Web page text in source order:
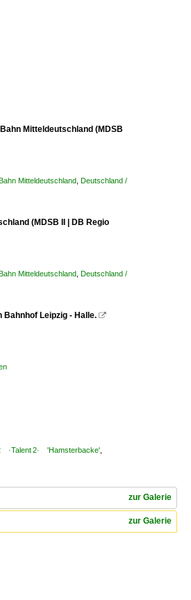
Mitteldeutschland (MDSB
Mitteldeutschland Deutschland /
(MDSB II | DB Regio
Mitteldeutschland Deutschland /
Bahnhof Leipzig - Halle. 
·Talent 2· 'Hamsterbacke'
zur Galerie
zur Galerie